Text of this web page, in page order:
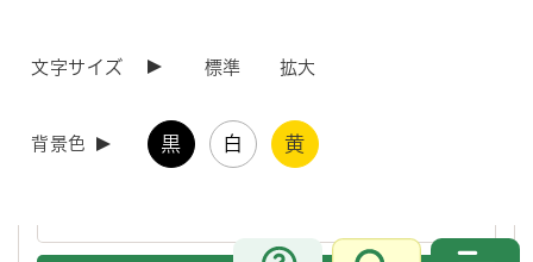
文字サイズ 標準 拡大
背景色 黒 白 黄
お問合せ
さいたま市国民健康保険加入の40歳から74歳までの方で、「職場